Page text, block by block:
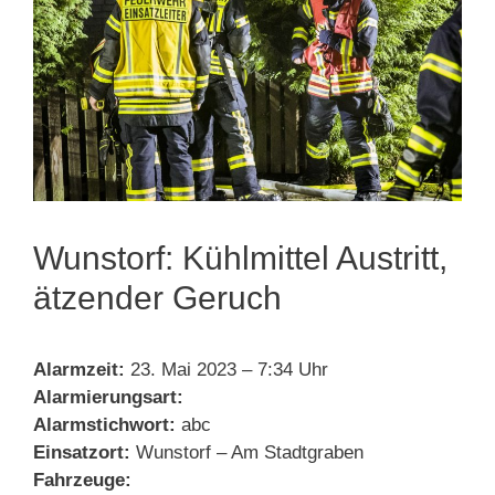
Wunstorf: Kühlmittel Austritt,
ätzender Geruch
Alarmzeit: 23. Mai 2023 – 7:34 Uhr
Alarmierungsart:
Alarmstichwort: abc
Einsatzort: Wunstorf – Am Stadtgraben
Fahrzeuge: